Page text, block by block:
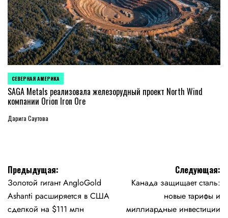
ОПУБЛИКОВАНО
В
СЕВЕРНАЯ АМЕРИКА
SAGA Metals реализовала железорудный проект North Wind
компании Orion Iron Ore
Дарига Саутова
Навигация
по
записям
Предыдущая:
Золотой гигант AngloGold
Ashanti расширяется в США
сделкой на $111 млн
Следующая:
Канада защищает сталь:
новые тарифы и
миллиардные инвестиции